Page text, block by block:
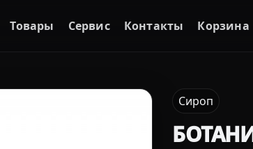
Товары Сервис Контакты Корзина
Сироп